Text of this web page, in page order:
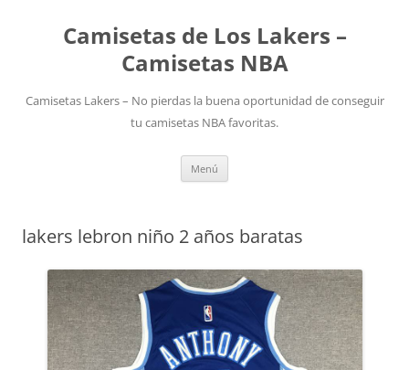
Camisetas de Los Lakers –
Camisetas NBA
Camisetas Lakers – No pierdas la buena oportunidad de conseguir
tu camisetas NBA favoritas.
Menú
lakers lebron niño 2 años baratas